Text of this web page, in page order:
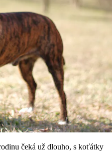
čeká už dlouho, s koťátky